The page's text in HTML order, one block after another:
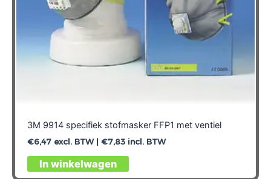
3M 9914 specifiek stofmasker FFP1 met ventiel
€6,47excl. BTW | €7,83incl. BTW
In winkelwagen